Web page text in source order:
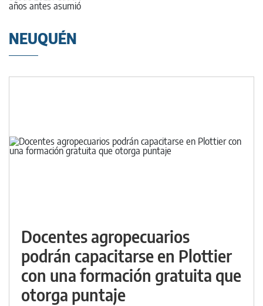
NEUQUÉN
Docentes agropecuarios
podrán capacitarse en Plottier
con una formación gratuita que
otorga puntaje